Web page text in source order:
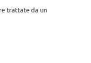
trattate da un